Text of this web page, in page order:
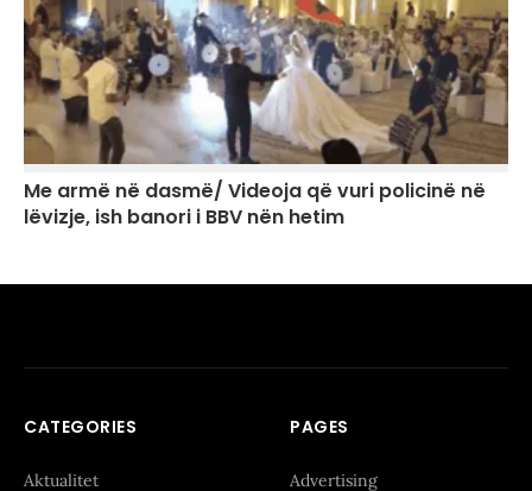
Me armë në dasmë/ Videoja që vuri policinë në
lëvizje, ish banori i BBV nën hetim
CATEGORIES
Aktualitet
PAGES
Advertising